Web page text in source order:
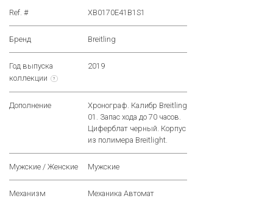
Ref. # XB0170E41B1S1
Бренд Breitling
Год выпуска
коллекции
?
2019
Дополнение
Хронограф. Калибр Breitling
01. Запас хода до 70 часов.
Циферблат черный. Корпус
из полимера Breitlight.
Мужские / Женские Мужские
Механизм Механика Автомат